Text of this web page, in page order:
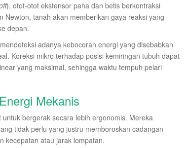
), otot-otot ekstensor paha dan betis berkontraksi
tanah akan memberikan gaya reaksi yang
depan.
adanya kebocoran energi yang disebabkan
Koreksi mikro terhadap posisi kemiringan tubuh dapat
yang maksimal, sehingga waktu tempuh pelari
Mekanis
bergerak secara lebih ergonomis. Mereka
tidak perlu yang justru memboroskan cadangan
kecepatan atau jarak lompatan.